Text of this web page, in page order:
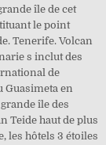
île de cet
le point
Tenerife. Volcan
s inclut des
de
Guasimeta en
île des
Teide haut de plus
les hôtels 3 étoiles